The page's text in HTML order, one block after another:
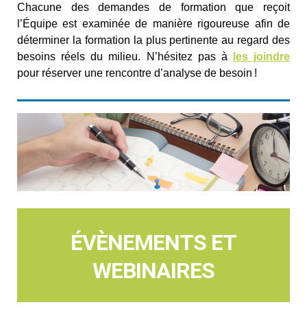
Chacune des demandes de formation que reçoit
l’Équipe est examinée de manière rigoureuse afin de
déterminer la formation la plus pertinente au regard des
besoins réels du milieu. N’hésitez pas à
les joindre
pour réserver une rencontre d’analyse de besoin !
ÉVÈNEMENTS ET
WEBINAIRES